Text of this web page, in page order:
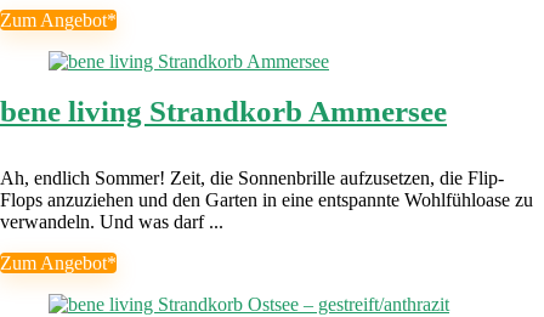
Zum Angebot*
bene living Strandkorb Ammersee
Ah, endlich Sommer! Zeit, die Sonnenbrille aufzusetzen, die Flip-
Flops anzuziehen und den Garten in eine entspannte Wohlfühloase zu
verwandeln. Und was darf ...
Zum Angebot*